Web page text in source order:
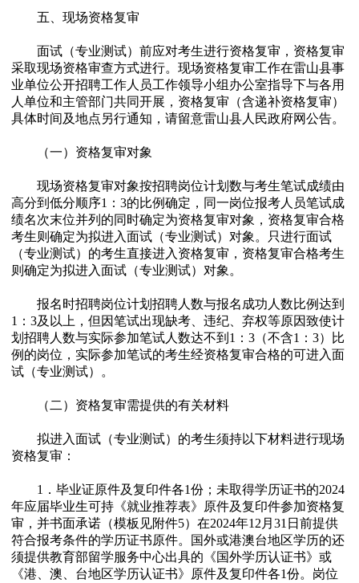
五、现场资格复审
面试（专业测试）前应对考生进行资格复审，资格复审
采取现场资格审查方式进行。现场资格复审工作在雷山县事
业单位公开招聘工作人员工作领导小组办公室指导下与各用
人单位和主管部门共同开展，资格复审（含递补资格复审）
具体时间及地点另行通知，请留意雷山县人民政府网公告。
（一）资格复审对象
现场资格复审对象按招聘岗位计划数与考生笔试成绩由
高分到低分顺序1：3的比例确定，同一岗位报考人员笔试成
绩名次末位并列的同时确定为资格复审对象，资格复审合格
考生则确定为拟进入面试（专业测试）对象。只进行面试
（专业测试）的考生直接进入资格复审，资格复审合格考生
则确定为拟进入面试（专业测试）对象。
报名时招聘岗位计划招聘人数与报名成功人数比例达到
1：3及以上，但因笔试出现缺考、违纪、弃权等原因致使计
划招聘人数与实际参加笔试人数达不到1：3（不含1：3）比
例的岗位，实际参加笔试的考生经资格复审合格的可进入面
试（专业测试）。
（二）资格复审需提供的有关材料
拟进入面试（专业测试）的考生须持以下材料进行现场
资格复审：
1．毕业证原件及复印件各1份；未取得学历证书的2024
年应届毕业生可持《就业推荐表》原件及复印件参加资格复
审，并书面承诺（模板见附件5）在2024年12月31日前提供
符合报考条件的学历证书原件。国外或港澳台地区学历的还
须提供教育部留学服务中心出具的《国外学历认证书》或
《港、澳、台地区学历认证书》原件及复印件各1份。岗位